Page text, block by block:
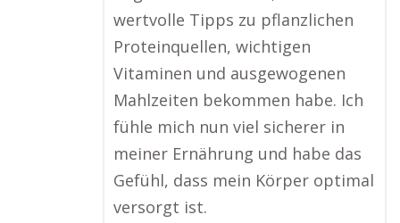
wertvolle Tipps zu pflanzlichen
Proteinquellen, wichtigen
Vitaminen und ausgewogenen
Mahlzeiten bekommen habe. Ich
fühle mich nun viel sicherer in
meiner Ernährung und habe das
Gefühl, dass mein Körper optimal
versorgt ist.